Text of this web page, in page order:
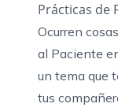
Prácticas de
Ocurren
al Paciente
un tema que
tus